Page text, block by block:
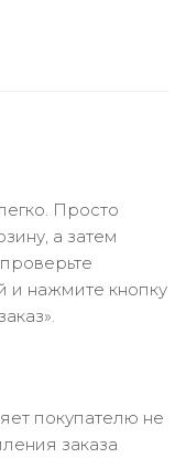
Просто
а затем
и нажмите кнопку
покупателю не
заказа